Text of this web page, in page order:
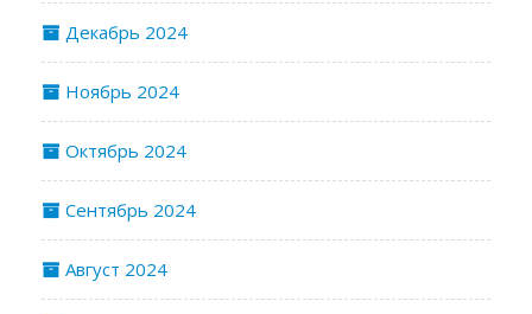
Декабрь 2024
Ноябрь 2024
Октябрь 2024
Сентябрь 2024
Август 2024